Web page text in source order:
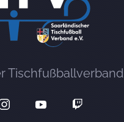
Tischfußballverband